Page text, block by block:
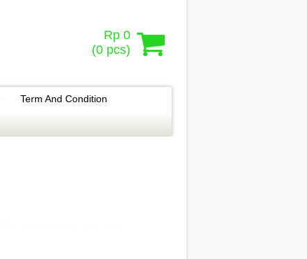
Rp 0
(0 pcs)
Term And Condition